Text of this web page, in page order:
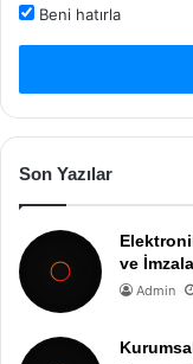
Beni hatırla
Son Yazılar
ve
Admin